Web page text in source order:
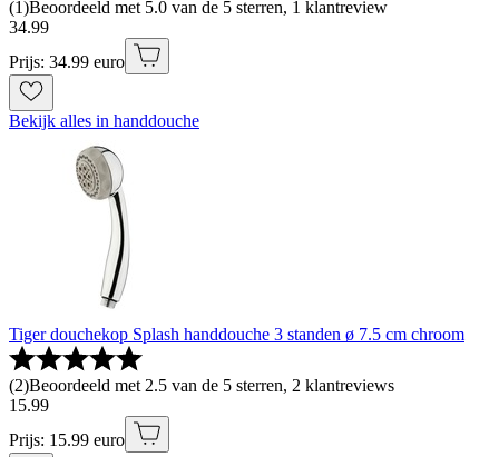
(1)Beoordeeld met 5.0 van de 5 sterren, 1 klantreview
34.99
Prijs: 34.99 euro
Bekijk alles in handdouche
Tiger douchekop Splash handdouche 3 standen ø 7.5 cm chroom
(2)Beoordeeld met 2.5 van de 5 sterren, 2 klantreviews
15.99
Prijs: 15.99 euro